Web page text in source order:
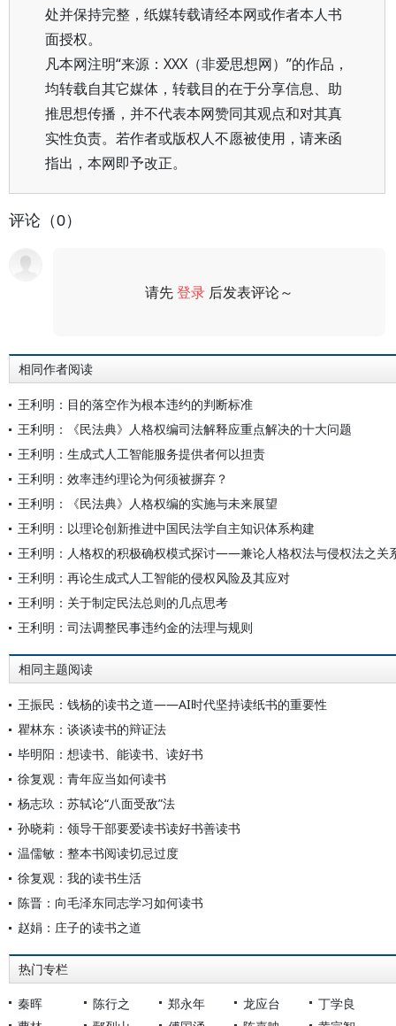
处并保持完整，纸媒转载请经本网或作者本人书
面授权。
凡本网注明“来源：XXX（非爱思想网）”的作品，
均转载自其它媒体，转载目的在于分享信息、助
推思想传播，并不代表本网赞同其观点和对其真
实性负责。若作者或版权人不愿被使用，请来函
指出，本网即予改正。
评论（0）
请先登录 后发表评论～
相同作者阅读
王利明：目的落空作为根本违约的判断标准
王利明：《民法典》人格权编司法解释应重点解决的十大问题
王利明：生成式人工智能服务提供者何以担责
王利明：效率违约理论为何须被摒弃？
王利明：《民法典》人格权编的实施与未来展望
王利明：以理论创新推进中国民法学自主知识体系构建
王利明：人格权的积极确权模式探讨——兼论人格权法与侵权法之关
王利明：再论生成式人工智能的侵权风险及其应对
王利明：关于制定民法总则的几点思考
王利明：司法调整民事违约金的法理与规则
相同主题阅读
王振民：钱杨的读书之道——AI时代坚持读纸书的重要性
瞿林东：谈谈读书的辩证法
毕明阳：想读书、能读书、读好书
徐复观：青年应当如何读书
杨志玖：苏轼论“八面受敌”法
孙晓莉：领导干部要爱读书读好书善读书
温儒敏：整本书阅读切忌过度
徐复观：我的读书生活
陈晋：向毛泽东同志学习如何读书
赵娟：庄子的读书之道
热门专栏
秦晖 陈行之 郑永年 龙应台
丁学良